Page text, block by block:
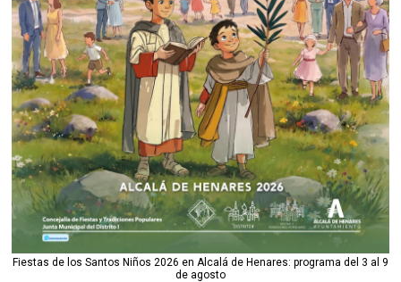
Fiestas de los Santos Niños 2026 en Alcalá de Henares: programa del 3 al 9
de agosto